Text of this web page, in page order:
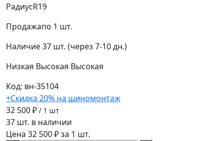
РадиусR19
Продажапо 1 шт.
Наличие37 шт. (через 7-10 дн.)
Низкая Высокая Высокая
Код: вн-35104
+Скидка 20% на шиномонтаж
32 500 ₽ / 1 шт
37 шт. в наличии
Цена 32 500 ₽ за 1 шт.